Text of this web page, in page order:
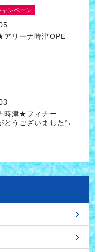
ンペーン
アリーナ時津OPE
時津★フィナー
とうございました°˖